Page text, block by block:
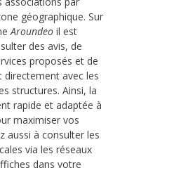
géographique. Sur
Aroundeo il est
des avis, de
proposés et de
directement avec les
structures. Ainsi, la
rapide et adaptée à
maximiser vos
aussi à consulter les
via les réseaux
dans votre